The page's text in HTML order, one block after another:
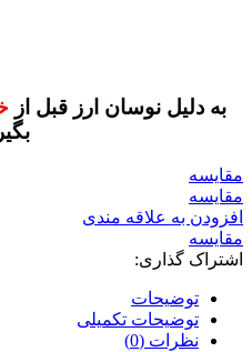
به دلیل نوسان ارز قبل از
مقايسه
مقایسه
افزودن به علاقه مندی
مقایسه
اشتراک گذاری:
توضیحات
توضیحات تکمیلی
نظرات (0)